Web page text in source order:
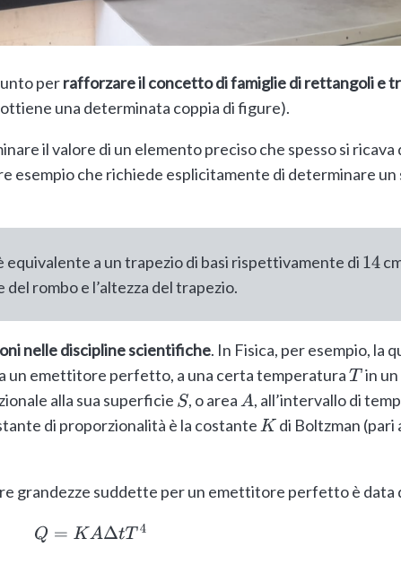
perrafforzare il concetto di famiglie di rettangoli e
una determinata coppia di figure).
il valore di un elemento preciso che spesso si ricava
esempio che richiede esplicitamente di determinare un
equivalente a un trapezio di basi rispettivamente di 14
rombo e l’altezza del trapezio.
nelle discipline scientifiche. In Fisica, per esempio, la
un emettitore perfetto, a una certa temperaturaT in
alla sua superficie S, o areaA, all’intervallo di
di proporzionalità è la costanteK di Boltzman (pari
grandezze suddette per un emettitore perfetto è data
Q=KAΔtT4